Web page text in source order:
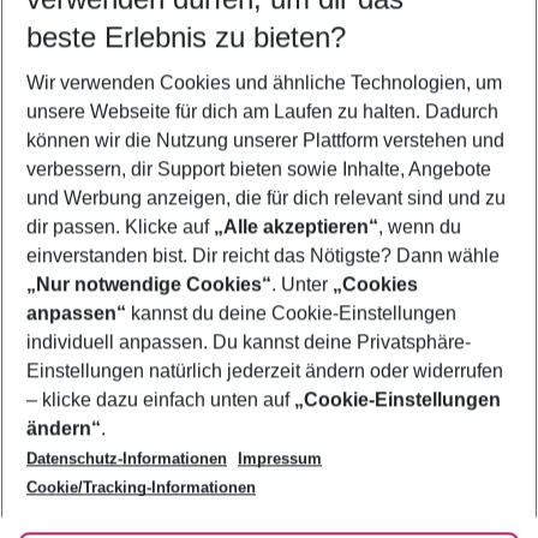
5-8 Nächte
2 Erwachsene Keine Kinder
Mehr Filter anzeigen
Footer
Footer navigation
Über uns
AGB
Bestpreisgarantie
Cookie-Einstellungen ändern
Cookie-Richtlinie
Agenturbetreuung
Barrierefreies Reisen
Folge uns
beste Erlebnis zu bieten?
Wir verwenden Cookies und ähnliche Technologien, um
unsere Webseite für dich am Laufen zu halten. Dadurch
können wir die Nutzung unserer Plattform verstehen und
verbessern, dir Support bieten sowie Inhalte, Angebote
und Werbung anzeigen, die für dich relevant sind und zu
dir passen. Klicke auf „Alle akzeptieren“, wenn du
einverstanden bist. Dir reicht das Nötigste? Dann wähle
„Nur notwendige Cookies“. Unter „Cookies
anpassen“ kannst du deine Cookie-Einstellungen
individuell anpassen. Du kannst deine Privatsphäre-
Einstellungen natürlich jederzeit ändern oder widerrufen
– klicke dazu einfach unten auf „Cookie-Einstellungen
ändern“.
Datenschutz-Informationen
Impressum
Cookie/Tracking-Informationen